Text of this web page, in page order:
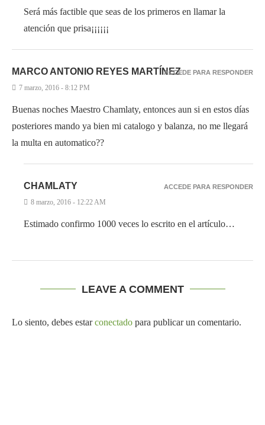
Será más factible que seas de los primeros en llamar la
atención que prisa¡¡¡¡¡¡
MARCO ANTONIO REYES MARTÍNEZ
7 marzo, 2016 - 8:12 PM
Buenas noches Maestro Chamlaty, entonces aun si en estos días
posteriores mando ya bien mi catalogo y balanza, no me llegará
la multa en automatico??
ACCEDE PARA RESPONDER
CHAMLATY
8 marzo, 2016 - 12:22 AM
Estimado confirmo 1000 veces lo escrito en el artículo…
ACCEDE PARA RESPONDER
LEAVE A COMMENT
Lo siento, debes estarconectado para publicar un comentario.